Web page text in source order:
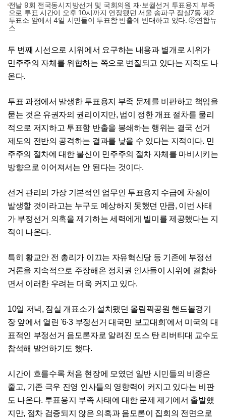
전날 9회 전국동시지방선거 및 국회의원 재·보궐선거 투표용지 부족
으로 투표 시간이 오후 10시까지 연장됐던 서울 송파구 잠실7동 제2
투표소 앞에서 4일 시민들이 투표함 반출에 반대하고 있다. ⓒ연합뉴
스
두 번째 시선으로 시위에서 요구하는 내용과 별개로 시위가
민주주의 자체를 위협하는 쪽으로 변질되고 있다는 지적도 나
온다.
투표 과정에서 발생한 투표용지 부족 문제를 비판하고 책임을
묻는 것은 유권자의 권리이지만, 법이 정한 개표 절차를 물리
적으로 저지하고 투표함 반출을 봉쇄하는 행위는 결국 선거
제도의 전반의 공격하는 결과를 낳을 수 있다는 지적이다. 민
주주의 절차에 대한 불신이 민주주의 절차 자체를 마비시키는
방향으로 이어져서는 안 된다는 것이다.
선거 관리의 가장 기본적인 업무인 투표용지 수급에 차질이
발생할 것이라고는 누구도 예상하지 못했던 만큼, 이번 사태
가 부정선거 의혹을 제기하는 세력에게 빌미를 제공했다는 지
적이 나온다.
특히 황교안 전 총리가 이끄는 자유혁신당 등 기존에 부정선
거론을 지속적으로 주장해온 정치권 인사들이 시위에 결합하
면서 이러한 우려는 더욱 커지고 있다.
10일 저녁, 잠실 개표소가 설치됐던 올림픽공원 핸드볼경기
장 앞에서 열린 '6·3 부정선거 대국민 보고대회'에서 미국의 대
표적인 부정선거 음모론자로 알려진 모스 탄 리버티대 교수도
참석해 발언하기도 했다.
시간이 흐를수록 처음 현장에 모였던 일반 시민들의 비중은
줄고, 기존 극우 진영 인사들의 영향력이 커지고 있다는 비판
도 나온다. 투표용지 부족 사태에 대한 문제 제기에서 출발했
지만, 점차 검증되지 않은 의혹과 음모론이 집회의 전면으로